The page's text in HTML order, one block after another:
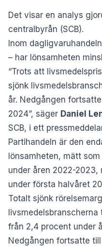
Det visar en analys
centralbyrån (SCB).
Inom
– har lönsamheten
“Trots att
sjönk
år. Nedgången
2024”, säger Daniel
SCB, i ett
Partihandeln är den
lönsamheten, mätt
under åren 2022-2023,
under första halvåret
Totalt sjönk
från 2,4 procent under
Nedgången fortsatte